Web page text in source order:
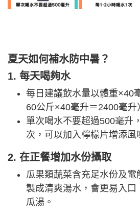
夏天如何補水防中暑？
1. 每天喝夠水
每日建議飲水量以體重×40
60公斤×40毫升＝2400毫升
單次喝水不要超過500毫升
次，可以加入檸檬片增添風
2. 在正餐增加水份攝取
瓜果類蔬菜含充足水份及
製成清爽湯水，會更易入
瓜湯。